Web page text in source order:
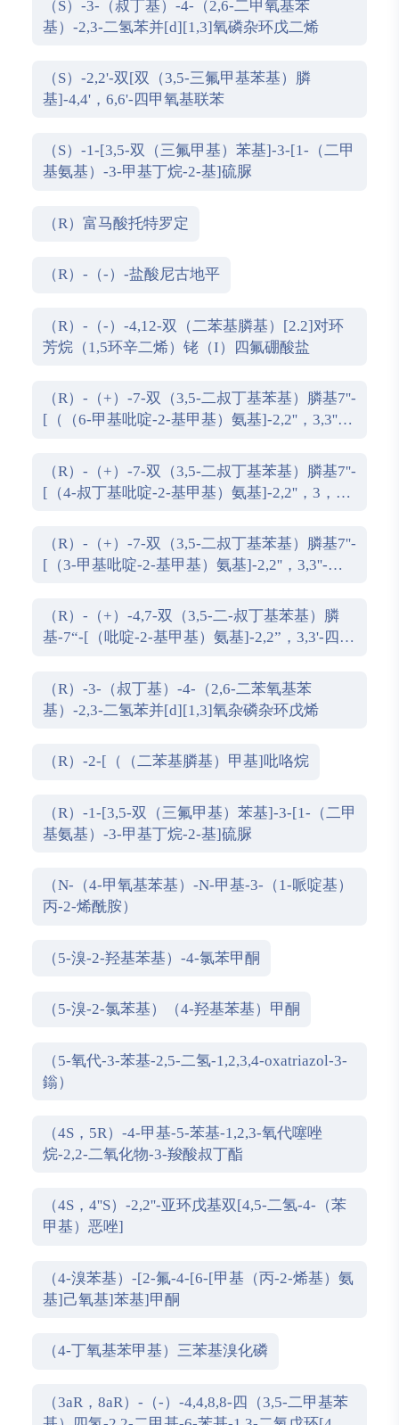
（S）-3-（叔丁基）-4-（2,6-二甲氧基苯
基）-2,3-二氢苯并[d][1,3]氧磷杂环戊二烯
（S）-2,2'-双[双（3,5-三氟甲基苯基）膦
基]-4,4'，6,6'-四甲氧基联苯
（S）-1-[3,5-双（三氟甲基）苯基]-3-[1-（二甲
基氨基）-3-甲基丁烷-2-基]硫脲
（R）富马酸托特罗定
（R）-（-）-盐酸尼古地平
（R）-（-）-4,12-双（二苯基膦基）[2.2]对环
芳烷（1,5环辛二烯）铑（I）四氟硼酸盐
（R）-（+）-7-双（3,5-二叔丁基苯基）膦基7''-
[（（6-甲基吡啶-2-基甲基）氨基]-2,2''，3,3''-
（R）-（+）-7-双（3,5-二叔丁基苯基）膦基7''-
[（4-叔丁基吡啶-2-基甲基）氨基]-2,2''，3，3''-
（R）-（+）-7-双（3,5-二叔丁基苯基）膦基7''-
[（3-甲基吡啶-2-基甲基）氨基]-2,2''，3,3''-四
（R）-（+）-4,7-双（3,5-二-叔丁基苯基）膦
基-7“-[（吡啶-2-基甲基）氨基]-2,2”，3,3'-四氢
（R）-3-（叔丁基）-4-（2,6-二苯氧基苯
基）-2,3-二氢苯并[d][1,3]氧杂磷杂环戊烯
（R）-2-[（（二苯基膦基）甲基]吡咯烷
（R）-1-[3,5-双（三氟甲基）苯基]-3-[1-（二甲
基氨基）-3-甲基丁烷-2-基]硫脲
（N-（4-甲氧基苯基）-N-甲基-3-（1-哌啶基）
丙-2-烯酰胺）
（5-溴-2-羟基苯基）-4-氯苯甲酮
（5-溴-2-氯苯基）（4-羟基苯基）甲酮
（5-氧代-3-苯基-2,5-二氢-1,2,3,4-oxatriazol-3-
鎓）
（4S，5R）-4-甲基-5-苯基-1,2,3-氧代噻唑
烷-2,2-二氧化物-3-羧酸叔丁酯
（4S，4''S）-2,2''-亚环戊基双[4,5-二氢-4-（苯
甲基）恶唑]
（4-溴苯基）-[2-氟-4-[6-[甲基（丙-2-烯基）氨
基]己氧基]苯基]甲酮
（4-丁氧基苯甲基）三苯基溴化磷
（3aR，8aR）-（-）-4,4,8,8-四（3,5-二甲基苯